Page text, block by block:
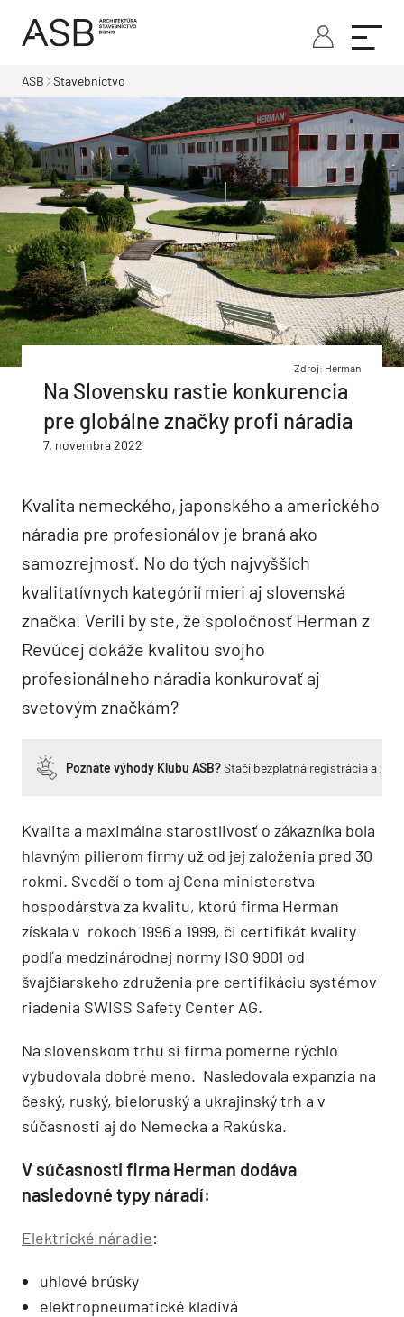
ASB Stavebníctvo
Zdroj: Herman
Na Slovensku rastie konkurencia
pre globálne značky profi náradia
7. novembra 2022
Kvalita nemeckého, japonského a amerického
náradia pre profesionálov je braná ako
samozrejmosť. No do tých najvyšších
kvalitatívnych kategórií mieri aj slovenská
značka. Verili by ste, že spoločnosť Herman z
Revúcej dokáže kvalitou svojho
profesionálneho náradia konkurovať aj
svetovým značkám?
Poznáte výhody Klubu ASB?Stačí bezplatná registrácia a
Kvalita a maximálna starostlivosť o zákazníka bola
hlavným pilierom firmy už od jej založenia pred 30
rokmi. Svedčí o tom aj Cena ministerstva
hospodárstva za kvalitu, ktorú firma Herman
získala v rokoch 1996 a 1999, či certifikát kvality
podľa medzinárodnej normy ISO 9001 od
švajčiarskeho združenia pre certifikáciu systémov
riadenia SWISS Safety Center AG.
Na slovenskom trhu si firma pomerne rýchlo
vybudovala dobré meno. Nasledovala expanzia na
český, ruský, bieloruský a ukrajinský trh a v
súčasnosti aj do Nemecka a Rakúska.
V súčasnosti firma Herman dodáva
nasledovné typy náradí:
Elektrické náradie:
uhlové brúsky
elektropneumatické kladivá